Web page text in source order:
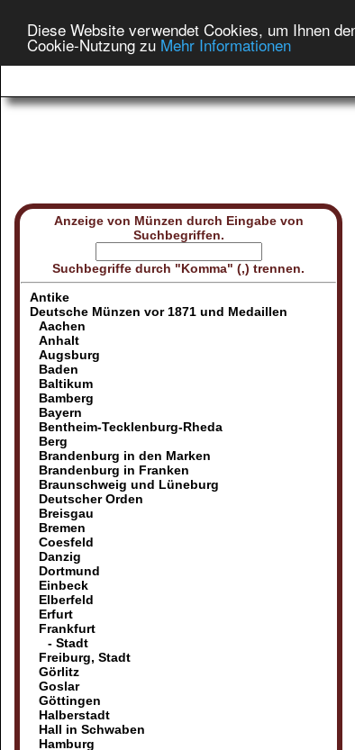
Diese Website verwendet Cookies, um Ihnen
Cookie-Nutzung zu Mehr Informationen
Anzeige von Münzen durch Eingabe von
Suchbegriffen.
Suchbegriffe durch "Komma" (,) trennen.
Antike
Deutsche Münzen vor 1871 und Medaillen
Aachen
Anhalt
Augsburg
Baden
Baltikum
Bamberg
Bayern
Bentheim-Tecklenburg-Rheda
Berg
Brandenburg in den Marken
Brandenburg in Franken
Braunschweig und Lüneburg
Deutscher Orden
Breisgau
Bremen
Coesfeld
Danzig
Dortmund
Einbeck
Elberfeld
Erfurt
Frankfurt
- Stadt
Freiburg, Stadt
Görlitz
Goslar
Göttingen
Halberstadt
Hall in Schwaben
Hamburg